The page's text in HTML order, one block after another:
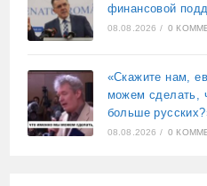
финансовой
08.08.2026 / 0
«Скажите нам,
можем сделать,
больше
08.08.2026 / 0